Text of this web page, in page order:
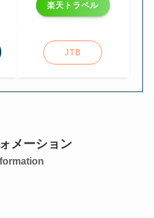
楽天トラベル
JTB
メーション